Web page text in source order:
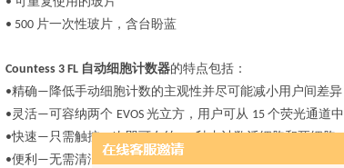
• 500 片一次性玻片，含台盼蓝
Countess 3 FL 自动细胞计数器的特点包括：
•精确— 降低手动细胞计数的主观性并尽可能减小用户间差异
• 灵活—可容纳两个 EVOS 光立方，用户可从 15 个荧光通道
•快速—只需触按一次即可在约
秒内计数活细胞和死细胞
•便利 —无需清洁或例行维护；通过高分辨率电容式触摸屏